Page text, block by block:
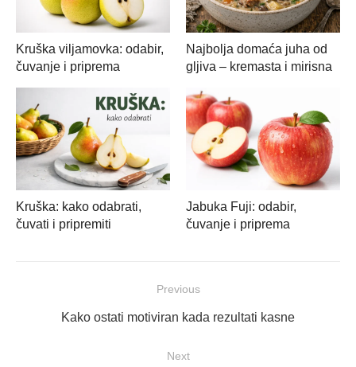
Kruška viljamovka: odabir,
čuvanje i priprema
Najbolja domaća juha od
gljiva – kremasta i mirisna
Kruška: kako odabrati,
čuvati i pripremiti
Jabuka Fuji: odabir,
čuvanje i priprema
objava
Previous
Previous
Kako ostati motiviran kada rezultati kasne
Next